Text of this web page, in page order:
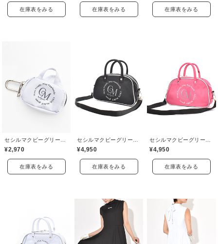
在庫表をみる 在庫表をみる 在庫表をみる
¥2,970
在庫表をみる
¥4,950
在庫表をみる
¥4,950
在庫表をみる